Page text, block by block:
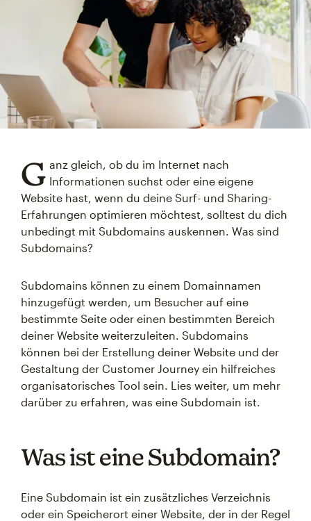
G anz gleich, ob du im Internet nach
Informationen suchst oder eine eigene
Website hast, wenn du deine Surf- und Sharing-
Erfahrungen optimieren möchtest, solltest du dich
unbedingt mit Subdomains auskennen. Was sind
Subdomains?
Subdomains können zu einem Domainnamen
hinzugefügt werden, um Besucher auf eine
bestimmte Seite oder einen bestimmten Bereich
deiner Website weiterzuleiten. Subdomains
können bei der Erstellung deiner Website und der
Gestaltung der Customer Journey ein hilfreiches
organisatorisches Tool sein. Lies weiter, um mehr
darüber zu erfahren, was eine Subdomain ist.
Was ist eine Subdomain?
Eine Subdomain ist ein zusätzliches Verzeichnis
oder ein Speicherort einer Website, der in der Regel